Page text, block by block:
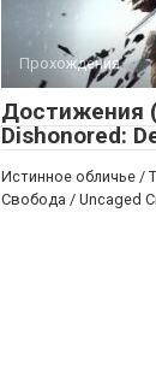
Прохождения
Достижения
Dishonored:
Истинное обличье /
Свобода / Uncaged